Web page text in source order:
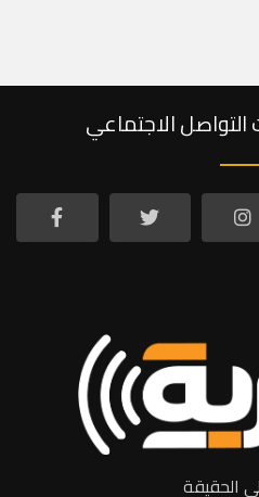
التواصل الاجتماعي
الحقيقة